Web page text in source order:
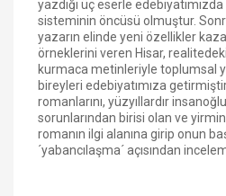
yazdığı üç eserle
sisteminin öncüsü olmuştur.
yazarın elinde yeni özellikler
örneklerini veren Hisar,
kurmaca metinleriyle toplumsal
bireyleri edebiyatımıza
romanlarını, yüzyıllardır
sorunlarından birisi olan ve
romanın ilgi alanına girip onun
´yabancılaşma´ açısından